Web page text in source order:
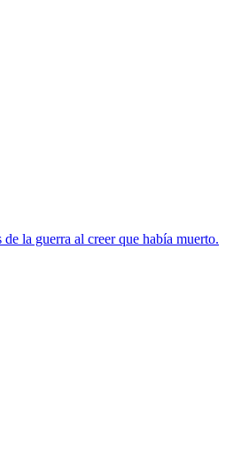
la guerra al creer que había muerto.